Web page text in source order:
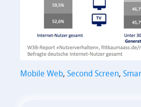
Mobile Web, Second Screen,